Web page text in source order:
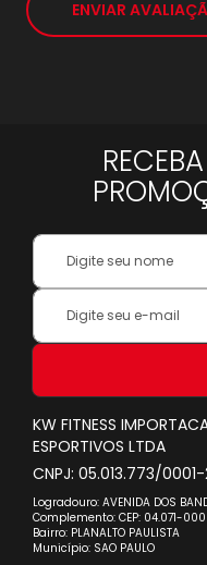
ENVIAR
Your
Name:
Inscreva-
na
Newsletter:
KW FITNESS
ESPORTIVOS LTDA
CNPJ: 05.013.773/
Logradouro: AVENIDA DOS
Complemento: CEP: 04.071-000
Bairro: PLANALTO PAULISTA
Município: SAO PAULO